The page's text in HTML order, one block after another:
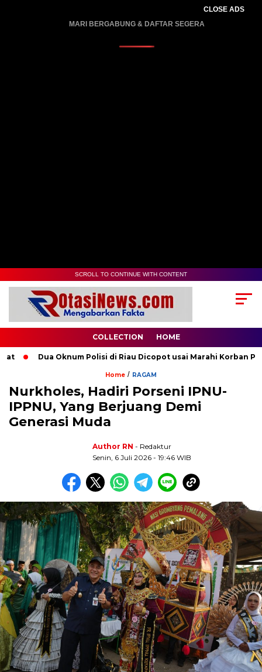
CLOSE ADS
MARI BERGABUNG & DAFTAR SEGERA
SCROLL TO CONTINUE WITH CONTENT
COLLECTION HOME
Dua Oknum Polisi di Riau Dicopot usai Marahi Korban
Home / RAGAM
Nurkholes, Hadiri Porseni IPNU-
IPPNU, Yang Berjuang Demi
Generasi Muda
Author RN - Redaktur
Senin, 6 Juli 2026 - 19:46 WIB